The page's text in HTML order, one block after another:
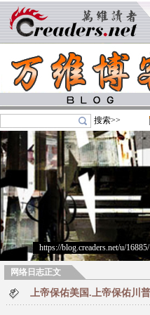
搜索>>
https://blog.creaders.net/u/16885/
网络日志正文
上帝保佑美国.上帝保佑川